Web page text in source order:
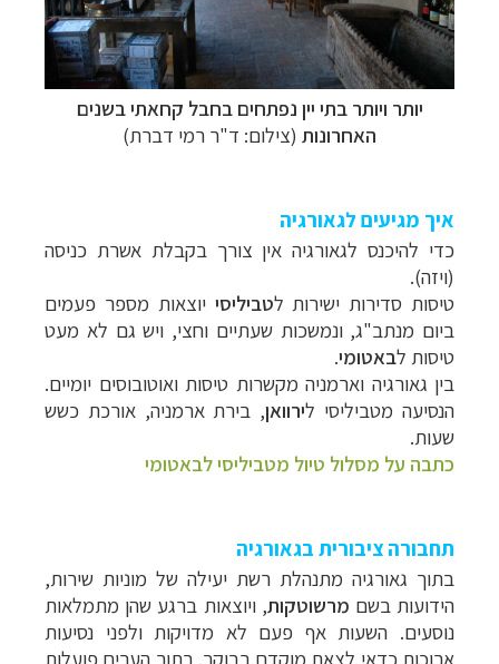
יותר ויותר בתי יין נפתחים בחבל קחאתי בשנים
האחרונות (צילום: ד"ר רמי דברת)
איך מגיעים לגאורגיה
כדי להיכנס לגאורגיה אין צורך בקבלת אשרת כניסה
(ויזה).
טיסות סדירות ישירות לטביליסייוצאות מספר פעמים
ביום מנתב"ג, ונמשכות שעתיים וחצי, ויש גם לא מעט
טיסות לבאטומי.
בין גאורגיה וארמניה מקשרות טיסות ואוטובוסים יומיים.
הנסיעה מטביליסי לירוואן, בירת ארמניה, אורכת כשש
שעות.
כתבה על מסלול טיול מטביליסי לבאטומי
תחבורה ציבורית בגאורגיה
בתוך גאורגיה מתנהלת רשת יעילה של מוניות שירות,
הידועות בשם מרשוטקות, ויוצאות ברגע שהן מתמלאות
נוסעים. השעות אף פעם לא מדויקות ולפני נסיעות
ארוכות כדאי לצאת מוקדם בבוקר. בתוך הערים פועלות